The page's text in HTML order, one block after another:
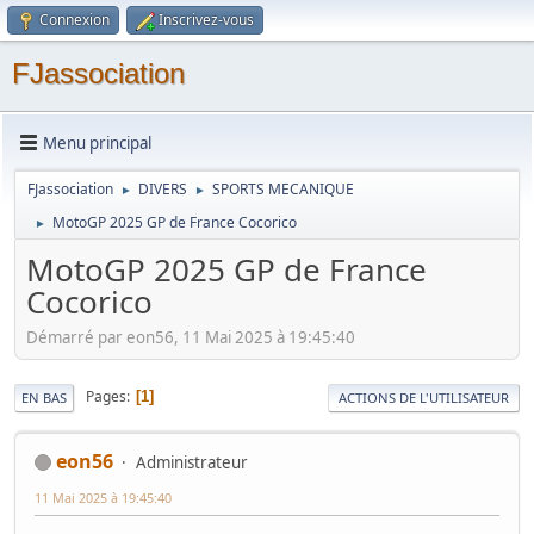
Connexion Inscrivez-vous
FJassociation
Menu principal
FJassociation ► DIVERS ► SPORTS MECANIQUE
► MotoGP 2025 GP de France Cocorico
MotoGP 2025 GP de France
Cocorico
Démarré par eon56, 11 Mai 2025 à 19:45:40
EN BAS Pages 1 ACTIONS DE L'UTILISATEUR
eon56 Administrateur
11 Mai 2025 à 19:45:40